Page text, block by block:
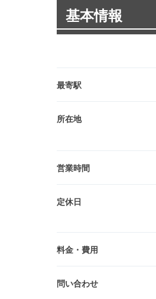
基本情報
最寄駅
所在地
営業時間
定休日
料金・費用
問い合わせ